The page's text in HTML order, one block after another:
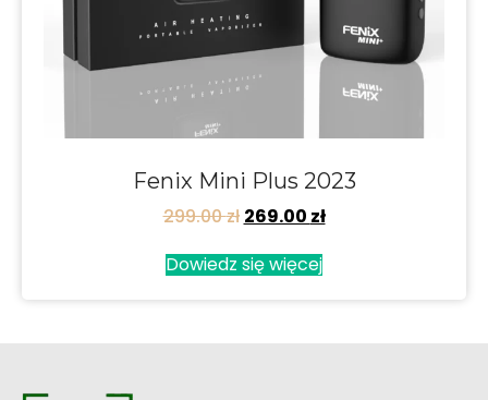
Fenix Mini Plus 2023
299.00zł 269.00 zł
Dowiedz się więcej